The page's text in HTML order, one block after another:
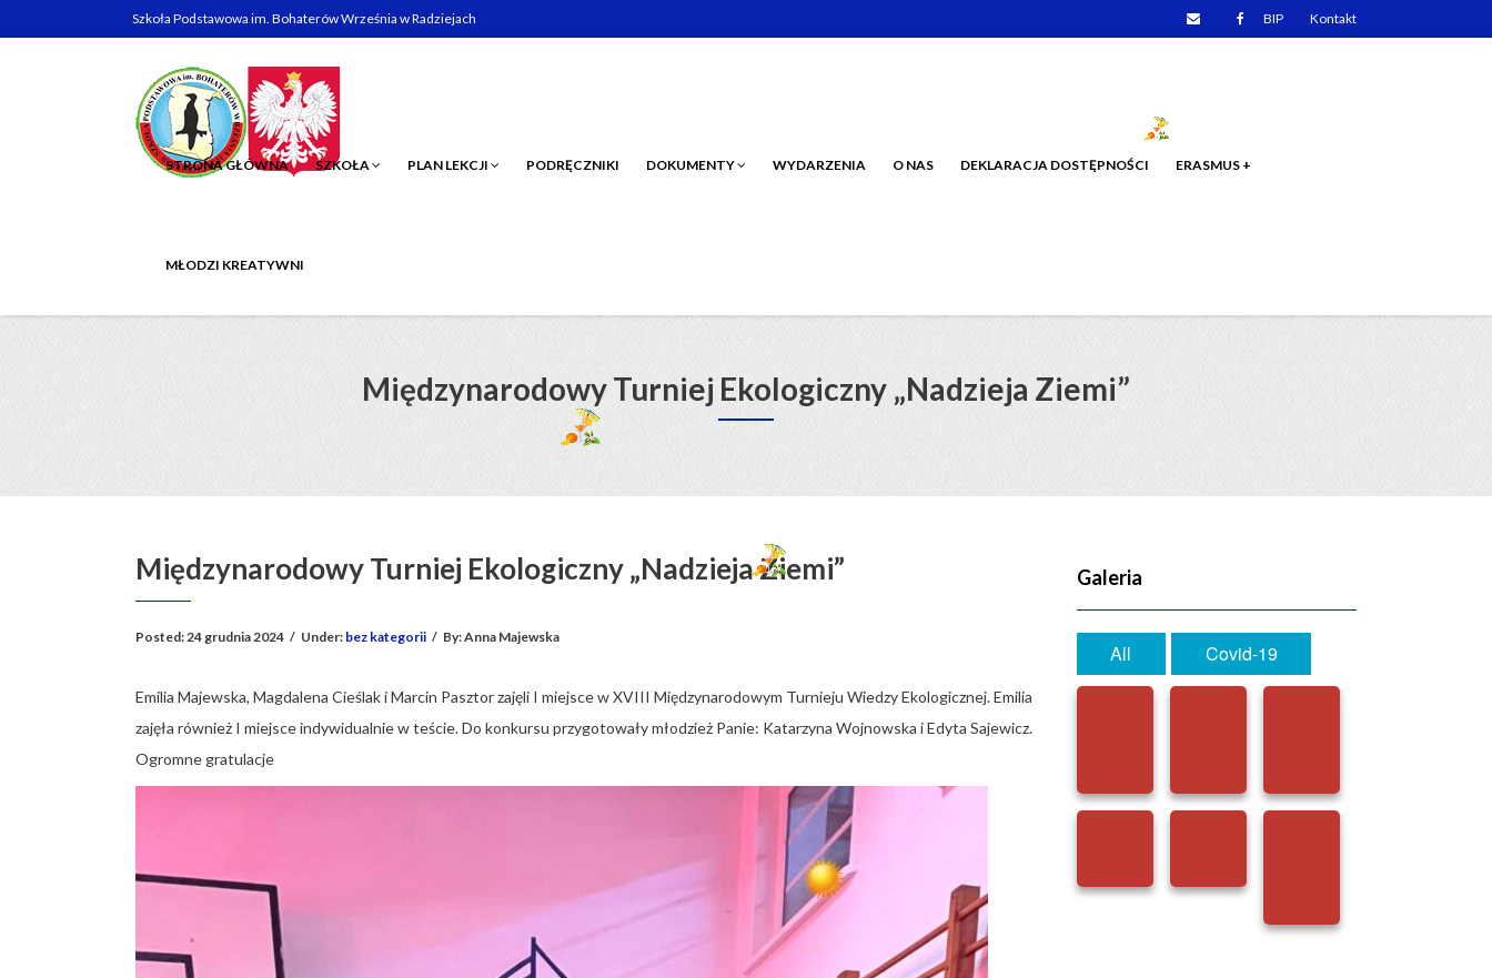
Szkoła Podstawowa im. Bohaterów Września w Radziejach Email Facebook
BIP Kontakt
STRONA GŁÓWNA SZKOŁA PLAN LEKCJI PODRĘCZNIKI DOKUMENTY WYDARZENIA O NAS DEKLARACJA DOSTĘPNOŚCI ERASMUS +
MŁODZI KREATYWNI
Międzynarodowy Turniej Ekologiczny „Nadzieja Ziemi”
Międzynarodowy Turniej Ekologiczny „Nadzieja Ziemi”
Posted:24 grudnia 2024 / Under: bez kategorii / By:Anna Majewska
Emilia Majewska, Magdalena Cieślak i Marcin Pasztor zajęli I miejsce w XVIII Międzynarodowym Turnieju Wiedzy Ekologicznej. Emilia
zajęła również I miejsce indywidualnie w teście. Do konkursu przygotowały młodzież Panie: Katarzyna Wojnowska i Edyta Sajewicz.
Ogromne gratulacje
Galeria
All Covid-19